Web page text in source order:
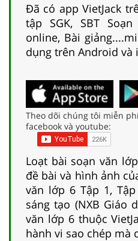
Đã có app VietJack
tập SGK, SBT
online, Bài
dụng trên Android và
Theo dõi chúng tôi miễn
facebook và youtube:
Loạt bài soạn văn
đề bài và hình ảnh
văn lớp 6 Tập 1,
sáng tạo (NXB Giáo
văn lớp 6 thuộc
hành vi sao chép mà